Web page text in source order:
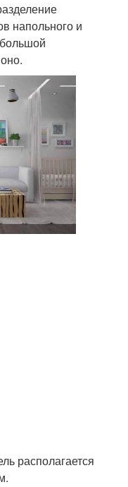
напольного и
располагается